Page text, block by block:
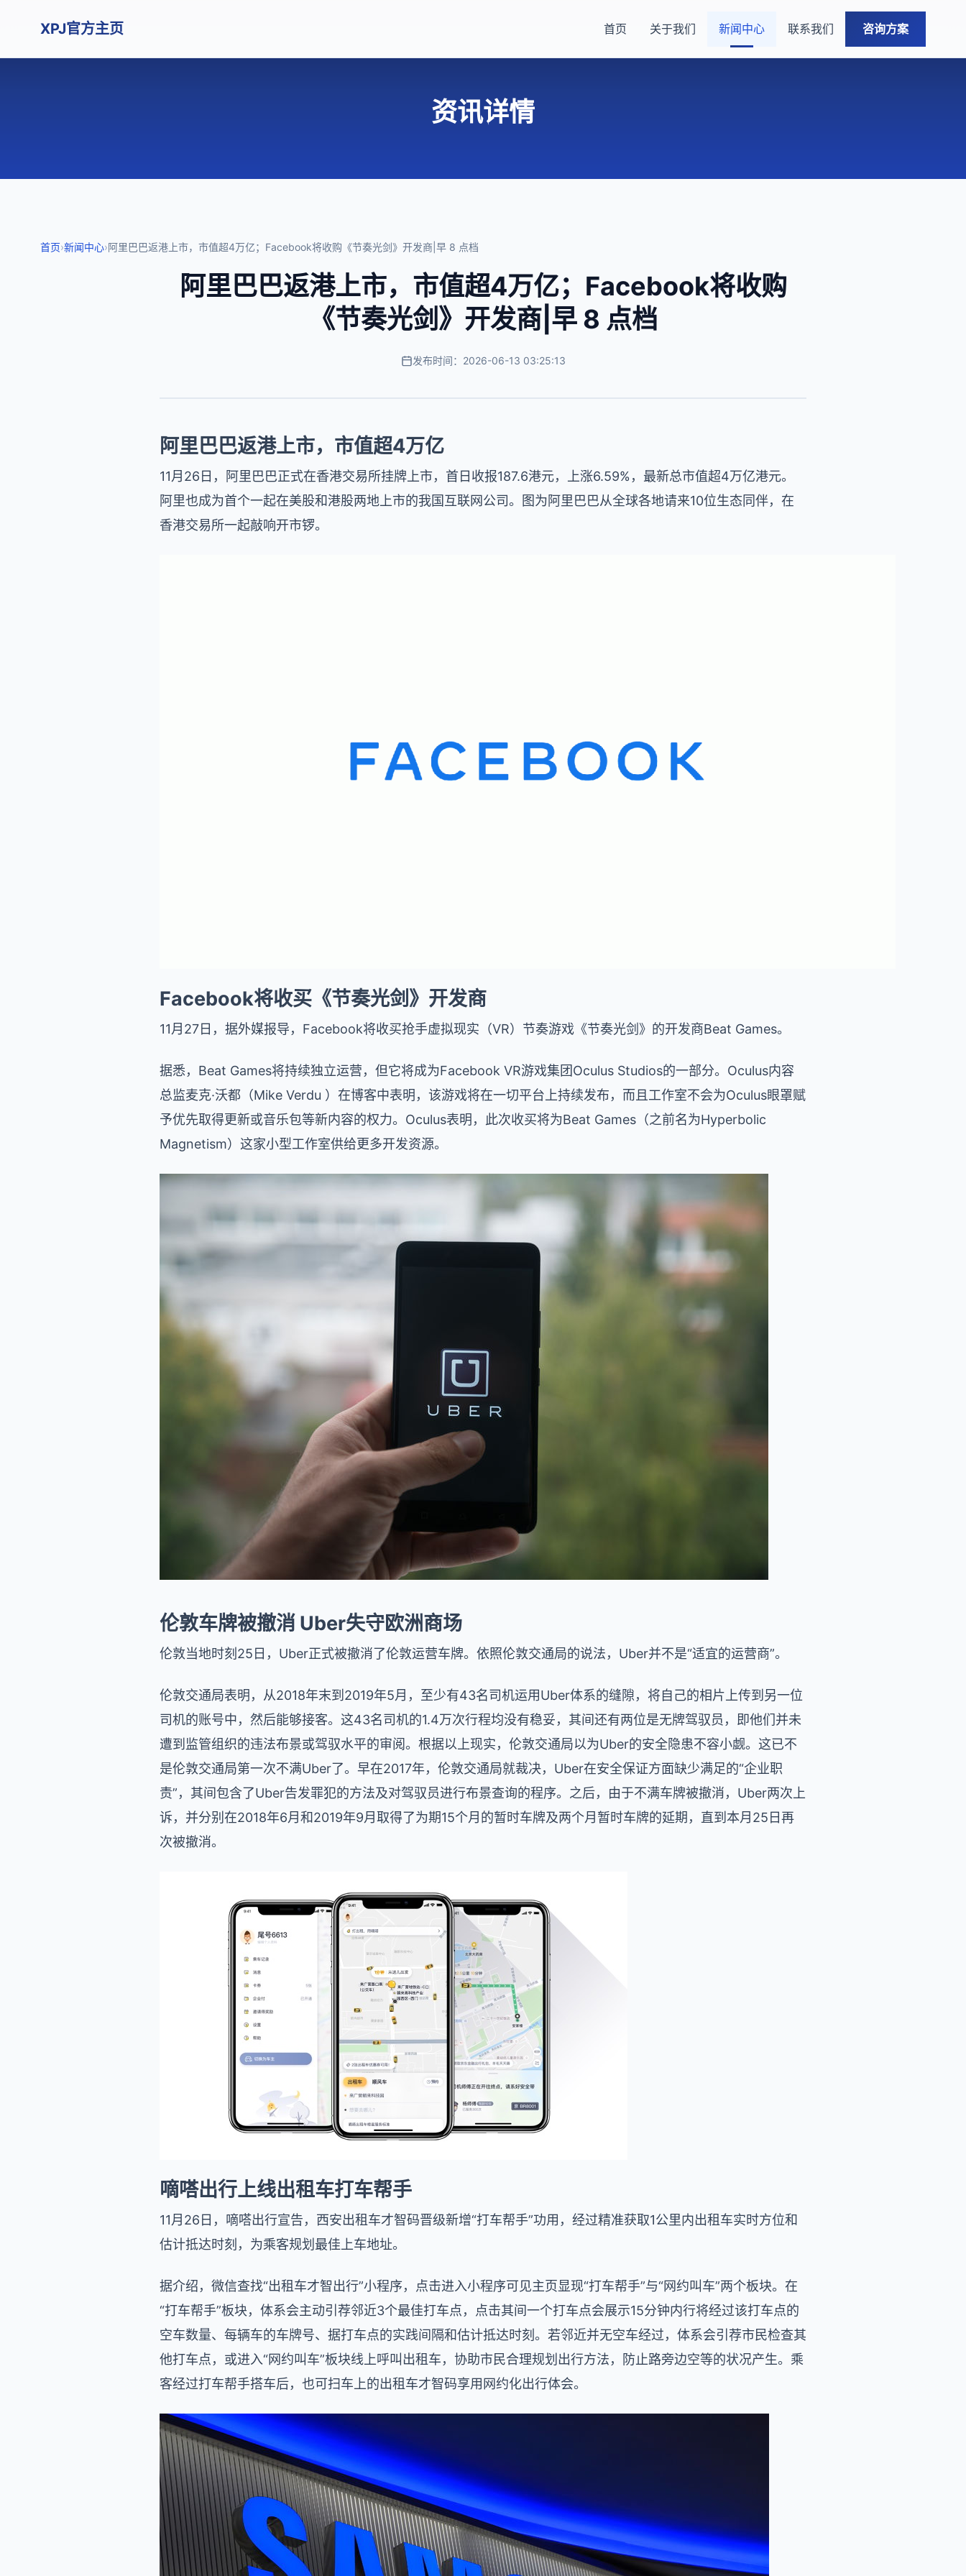
XPJ官方主页 首页 关于我们 新闻中心 联系我们 咨询方案
资讯详情
首页›新闻中心›阿里巴巴返港上市，市值超4万亿；Facebook将收购《节奏光剑》开发商|早 8 点档
阿里巴巴返港上市，市值超4万亿；Facebook将收购
《节奏光剑》开发商|早 8 点档
发布时间：2026-06-13 03:25:13
阿里巴巴返港上市，市值超4万亿
11月26日，阿里巴巴正式在香港交易所挂牌上市，首日收报187.6港元，上涨6.59%，最新总市值超4万亿港元。
阿里也成为首个一起在美股和港股两地上市的我国互联网公司。图为阿里巴巴从全球各地请来10位生态同伴，在
香港交易所一起敲响开市锣。
Facebook将收买《节奏光剑》开发商
11月27日，据外媒报导， Facebook将收买抢手虚拟现实（VR）节奏游戏《节奏光剑》的开发商Beat Games。
据悉，Beat Games将持续独立运营，但它将成为Facebook VR游戏集团Oculus Studios的一部分。Oculus内容
总监麦克·沃都（Mike Verdu ）在博客中表明，该游戏将在一切平台上持续发布，而且工作室不会为Oculus眼罩赋
予优先取得更新或音乐包等新内容的权力。Oculus表明，此次收买将为Beat Games（之前名为Hyperbolic
Magnetism）这家小型工作室供给更多开发资源。
伦敦车牌被撤消 Uber失守欧洲商场
伦敦当地时刻25日，Uber正式被撤消了伦敦运营车牌。依照伦敦交通局的说法，Uber并不是“适宜的运营商”。
伦敦交通局表明，从2018年末到2019年5月，至少有43名司机运用Uber体系的缝隙，将自己的相片上传到另一位
司机的账号中，然后能够接客。这43名司机的1.4万次行程均没有稳妥，其间还有两位是无牌驾驭员，即他们并未
遭到监管组织的违法布景或驾驭水平的审阅。根据以上现实，伦敦交通局以为Uber的安全隐患不容小觑。这已不
是伦敦交通局第一次不满Uber了。早在2017年，伦敦交通局就裁决，Uber在安全保证方面缺少满足的“企业职
责”，其间包含了Uber告发罪犯的方法及对驾驭员进行布景查询的程序。之后，由于不满车牌被撤消，Uber两次上
诉，并分别在2018年6月和2019年9月取得了为期15个月的暂时车牌及两个月暂时车牌的延期，直到本月25日再
次被撤消。
嘀嗒出行上线出租车打车帮手
11月26日，嘀嗒出行宣告，西安出租车才智码晋级新增“打车帮手”功用，经过精准获取1公里内出租车实时方位和
估计抵达时刻，为乘客规划最佳上车地址。
据介绍，微信查找“出租车才智出行”小程序，点击进入小程序可见主页显现“打车帮手”与“网约叫车”两个板块。在
“打车帮手”板块，体系会主动引荐邻近3个最佳打车点，点击其间一个打车点会展示15分钟内行将经过该打车点的
空车数量、每辆车的车牌号、据打车点的实践间隔和估计抵达时刻。若邻近并无空车经过，体系会引荐市民检查其
他打车点，或进入“网约叫车”板块线上呼叫出租车，协助市民合理规划出行方法，防止路旁边空等的状况产生。乘
客经过打车帮手搭车后，也可扫车上的出租车才智码享用网约化出行体会。